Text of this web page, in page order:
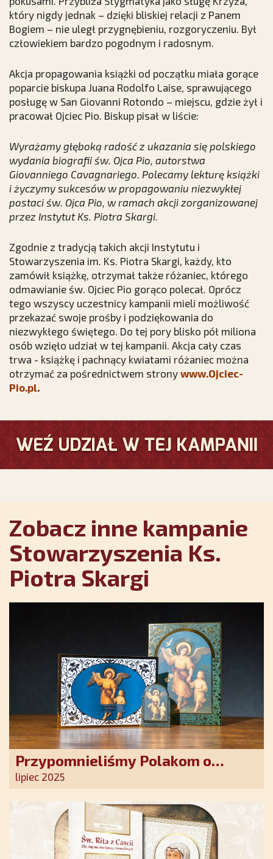
który nigdy jednak – dzięki bliskiej relacji z Panem
Bogiem – nie uległ przygnębieniu, rozgoryczeniu. Był
człowiekiem bardzo pogodnym i radosnym.
Akcja propagowania książki od początku miała gorące
poparcie biskupa Juana Rodolfo Laise, sprawującego
posługę w San Giovanni Rotondo – miejscu, gdzie żył i
pracował Ojciec Pio. Biskup pisał w liście:
Wyrażamy głęboką radość z ukazania się polskiego
wydania biografii św. Ojca Pio, autorstwa
Giovanniego Cavagnariego. Polecamy lekturę książki
i życzymy sukcesów w propagowaniu niezwykłej
postaci św. Ojca Pio, w ramach akcji zorganizowanej
przez Instytut Ks. Piotra Skargi.
Zgodnie z tradycją takich akcji Instytutu i
Stowarzyszenia im. Ks. Piotra Skargi, każdy, kto
zamówił książkę, otrzymał także różaniec, którego
odmawianie św. Ojciec Pio gorąco polecał. Oprócz
tego wszyscy uczestnicy kampanii mieli możliwość
przekazać swoje prośby i podziękowania do
niezwykłego świętego. Do tej pory blisko pół miliona
osób wzięło udział w tej kampanii. Akcja cały czas
trwa - książkę i pachnący kwiatami różaniec można
otrzymać za pośrednictwem strony www.Ojciec-
Pio.pl.
Zobacz inne kampanie
Stowarzyszenia Ks.
Piotra Skargi
Przypomnieliśmy Polakom o
obecności Anioła Stróża!
lipiec 2025